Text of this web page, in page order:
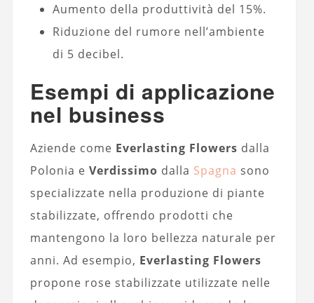
Aumento della produttività del 15%.
Riduzione del rumore nell’ambiente
di 5 decibel.
Esempi di applicazione
nel business
Aziende come Everlasting Flowers dalla
Polonia e Verdissimo dalla Spagna sono
specializzate nella produzione di piante
stabilizzate, offrendo prodotti che
mantengono la loro bellezza naturale per
anni. Ad esempio, Everlasting Flowers
propone rose stabilizzate utilizzate nelle